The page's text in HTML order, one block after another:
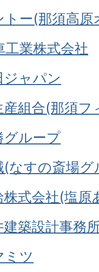
トー(那須高
工業株式会社
ジャパン
産組合(那須
グループ
(なすの斎場グ
株式会社(塩原
築設計事務
ミツ